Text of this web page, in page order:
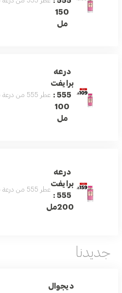
150
مل
درعه
برايفت
555 :
100
مل
عطر 555 من درعة برايفت هو عطر شرقي جذاب يمزج بين الورد الدمشقي، الكراميل، العنبر، المسك، خشب الصندل والفانيليا. رائحة مغرية مع توازن فريد بين الانتعاش والدفء، مثالي لانطباع لا يُنسى.
درعه
برايفت
555 :
200مل
عطر 555 من درعة برايفت هو عطر شرقي جذاب يمزج بين الورد الدمشقي، الكراميل، العنبر، المسك، خشب الصندل والفانيليا. رائحة مغرية مع توازن فريد بين الانتعاش والدفء، مثالي لانطباع لا يُنسى.
جديدنا
ديجوال